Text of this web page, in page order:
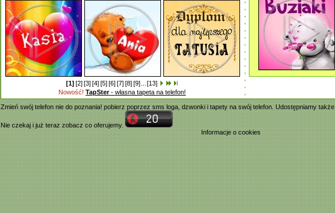
[1] [2] [3] [4] [5] [6] [7] [8] [9]
[13]
Nowość! TapSter- własna tapeta na telefon!
Zmień swój telefon nie do poznania! pobierz poprzez sms loga, dzwonki i tapety na swój telefon. Udostępniamy także
Nie czekaj i już teraz zobacz co oferujemy.
Informacje o cookies